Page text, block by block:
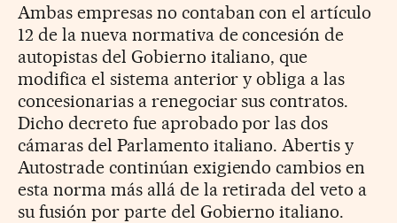
Ambas empresas no contaban con el artículo
12 de la nueva normativa de concesión de
autopistas del Gobierno italiano, que
modifica el sistema anterior y obliga a las
concesionarias a renegociar sus contratos.
Dicho decreto fue aprobado por las dos
cámaras del Parlamento italiano. Abertis y
Autostrade continúan exigiendo cambios en
esta norma más allá de la retirada del veto a
su fusión por parte del Gobierno italiano.